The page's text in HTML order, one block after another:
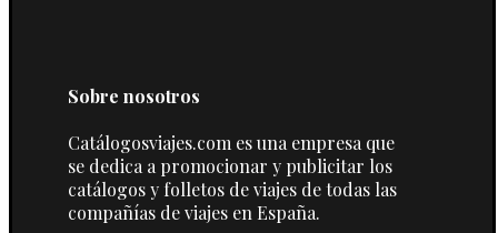
Sobre nosotros
Catálogosviajes.com es una empresa que
se dedica a promocionar y publicitar los
catálogos y folletos de viajes de todas las
compañías de viajes en España.